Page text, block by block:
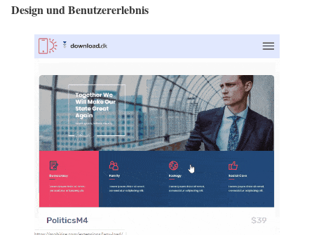
Design und Benutzererlebnis